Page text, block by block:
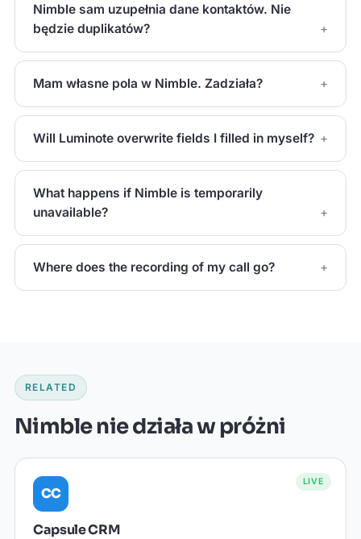
Nimble sam uzupełnia dane kontaktów. Nie
będzie duplikatów?
Mam własne pola w Nimble. Zadziała?
Will Luminote overwrite fields I filled in myself?
What happens if Nimble is temporarily
unavailable?
Where does the recording of my call go?
RELATED
Nimble nie działa w próżni
CC
Capsule CRM
LIVE